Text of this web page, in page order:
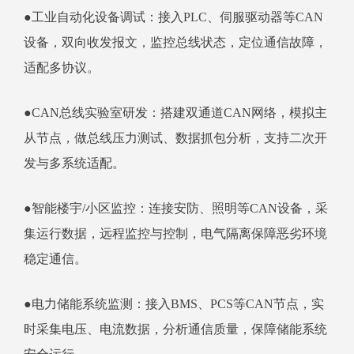
●工业自动化设备调试：接入PLC、伺服驱动器等CAN
设备，双向收发报文，监控总线状态，定位通信故障，
适配多协议。
●CAN总线实验室研发：搭建双通道CAN网络，模拟主
从节点，做总线压力测试、数据抓包分析，支持二次开
发与多系统适配。
●智能楼宇/小区监控：连接安防、照明等CAN设备，采
集运行数据，远程监控与控制，电气隔离保障恶劣环境
稳定通信。
●电力储能系统监测：接入BMS、PCS等CAN节点，实
时采集电压、电流数据，分析通信质量，保障储能系统